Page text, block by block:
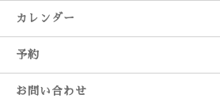
カレンダー
予約
お問い合わせ